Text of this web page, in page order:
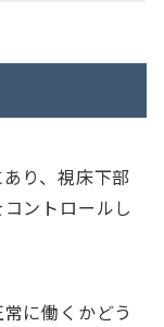
り、視床下部
ントロールし
に働くかどう